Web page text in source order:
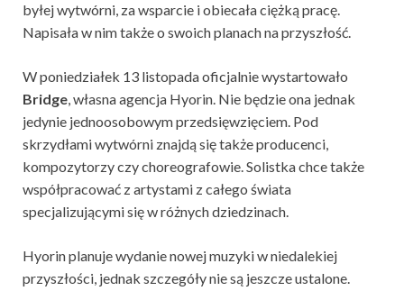
byłej wytwórni, za wsparcie i obiecała ciężką pracę.
Napisała w nim także o swoich planach na przyszłość.
W poniedziałek 13 listopada oficjalnie wystartowało
Bridge, własna agencja Hyorin. Nie będzie ona jednak
jedynie jednoosobowym przedsięwzięciem. Pod
skrzydłami wytwórni znajdą się także producenci,
kompozytorzy czy choreografowie. Solistka chce także
współpracować z artystami z całego świata
specjalizującymi się w różnych dziedzinach.
Hyorin planuje wydanie nowej muzyki w niedalekiej
przyszłości, jednak szczegóły nie są jeszcze ustalone.